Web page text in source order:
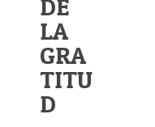
DE
LA
GRA
TITU
D